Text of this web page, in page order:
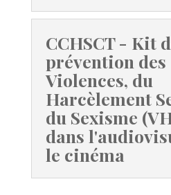
CCHSCT - Kit
prévention des
Violences, du
Harcèlement
du Sexisme
dans
le cinéma